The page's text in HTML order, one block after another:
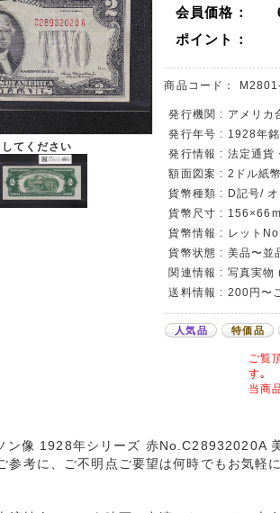
てください
会員価格：
ポイント：
商品コード：
発行機関 : アメリカ
発行年号 : 1928年
発行情報 : 法定通貨
額面図案 : 2ドル紙
貨幣種類 : D記号/
貨幣尺寸 :
貨幣情報 : レット
貨幣状態 : 美品〜並
関連情報 : 写真実物
送料情報 : 200円〜
人気品 特価品
ご覧
す｡
当商
ン像 1928年シリーズ 赤No.C28932020A
参考に、ご不明点ご要望は何時でもお気軽